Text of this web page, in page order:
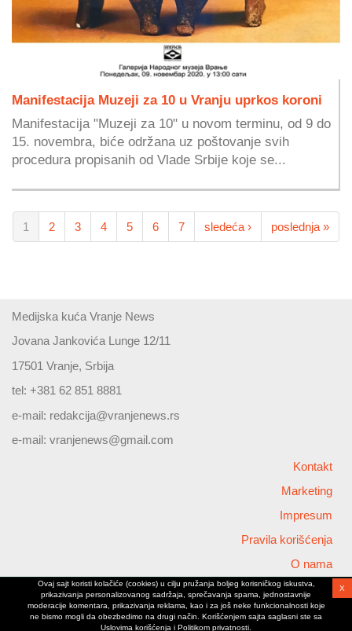
Manifestacija Muzeji za 10 u Vranju uprkos koroni
Manifestacija "Muzeji za 10" u novom terminu, od 9 do
15. novembra, biće održana uz poštovanje svih
procedura propisanih od Vlade Srbije koje se...
1 2 3 4 5 6 7 sledeća › poslednja »
Medijska kuća Vranje News
Jovana Jankovića Lunge 12/11
17501 Vranje, Srbija
tel: +381 62 851 8881
e-mail: redakcija@vranjenews.rs
e-mail: vranjenews@gmail.com
Kontakt
Marketing
Impresum
Pravila korišćenja
O nama
Copyright © 2026 Vranjenews
All rights reserved
www.vranjenews.rs
Ovaj sajt koristi kolačiće (cookies) u cilju pružanja boljeg korisničkog iskustva,
prikazivanja personalizovanog sadržaja, sprečavanja spama, jednostavnije
moderacije komentara, prikazivanja reklama, kao i za još neke funkcionalnosti koje
ne bismo mogli da obezbedimo na drugi način. Korišćenjem sajta saglasni ste sa
Uslovima korišćenja i Politikom privatnosti.
X